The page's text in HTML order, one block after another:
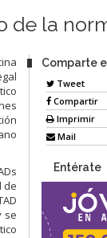
de la
de
se
Comparte
Tweet
Compartir
Imprimir
Mail
Entérate